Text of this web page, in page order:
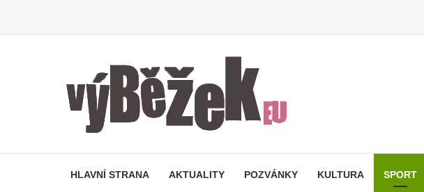
HLAVNÍ STRANA AKTUALITY POZVÁNKY KULTURA SPORT